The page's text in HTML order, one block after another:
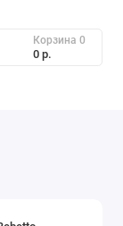
Корзина 0
0 р.